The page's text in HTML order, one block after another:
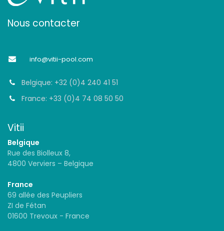
Nous contacter
info@vitii-pool.com
Belgique: +32 (0)4 240 41 51
France: +33 (0)4 74 08 50 50
Vitii
Belgique
Rue des Biolleux 8,
4800 Verviers – Belgique
France
69 allée des Peupliers
ZI de Fétan
01600 Trevoux - France